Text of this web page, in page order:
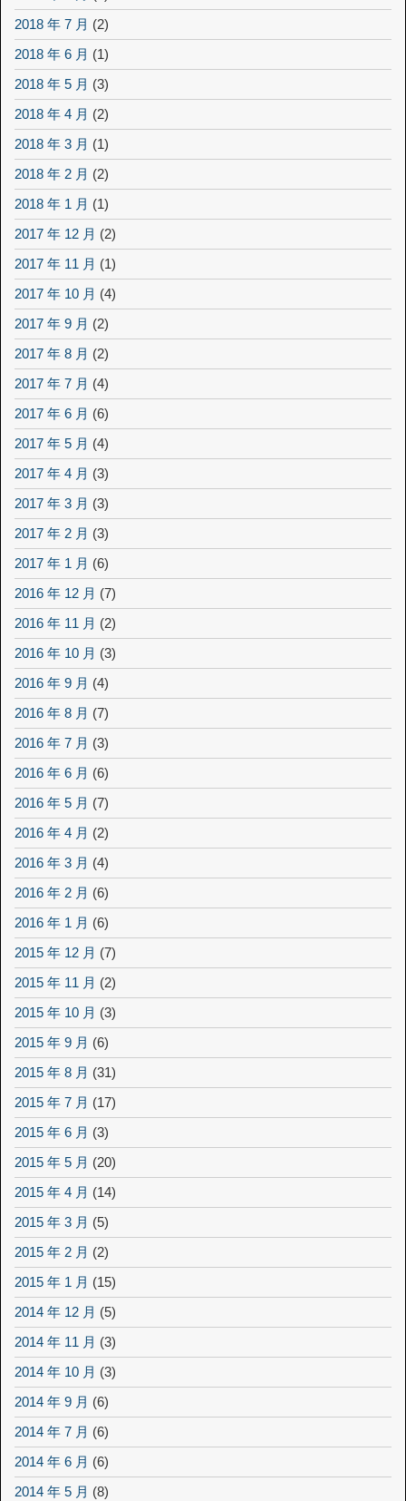
2018 年 7 月 (2)
2018 年 6 月 (1)
2018 年 5 月 (3)
2018 年 4 月 (2)
2018 年 3 月 (1)
2018 年 2 月 (2)
2018 年 1 月 (1)
2017 年 12 月 (2)
2017 年 11 月 (1)
2017 年 10 月 (4)
2017 年 9 月 (2)
2017 年 8 月 (2)
2017 年 7 月 (4)
2017 年 6 月 (6)
2017 年 5 月 (4)
2017 年 4 月 (3)
2017 年 3 月 (3)
2017 年 2 月 (3)
2017 年 1 月 (6)
2016 年 12 月 (7)
2016 年 11 月 (2)
2016 年 10 月 (3)
2016 年 9 月 (4)
2016 年 8 月 (7)
2016 年 7 月 (3)
2016 年 6 月 (6)
2016 年 5 月 (7)
2016 年 4 月 (2)
2016 年 3 月 (4)
2016 年 2 月 (6)
2016 年 1 月 (6)
2015 年 12 月 (7)
2015 年 11 月 (2)
2015 年 10 月 (3)
2015 年 9 月 (6)
2015 年 8 月 (31)
2015 年 7 月 (17)
2015 年 6 月 (3)
2015 年 5 月 (20)
2015 年 4 月 (14)
2015 年 3 月 (5)
2015 年 2 月 (2)
2015 年 1 月 (15)
2014 年 12 月 (5)
2014 年 11 月 (3)
2014 年 10 月 (3)
2014 年 9 月 (6)
2014 年 7 月 (6)
2014 年 6 月 (6)
2014 年 5 月 (8)